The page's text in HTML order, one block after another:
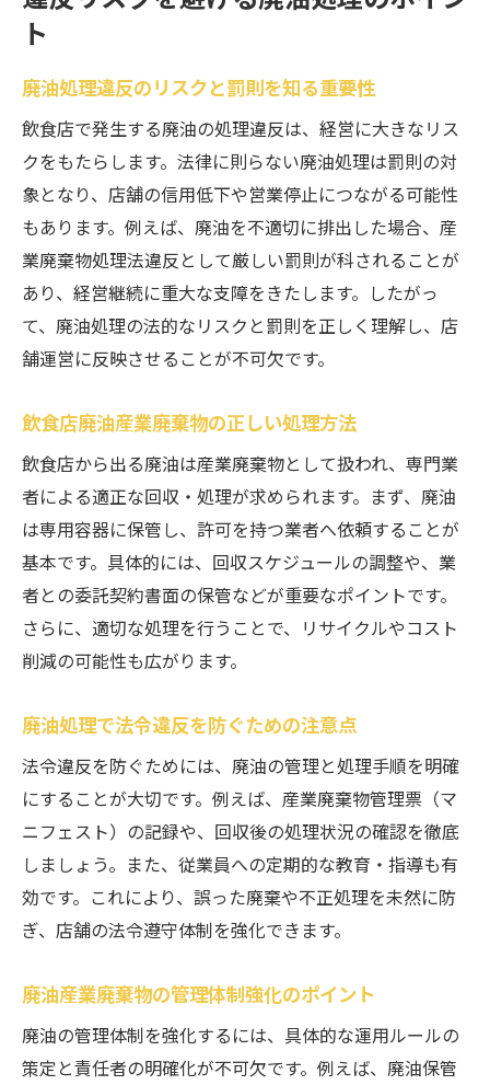
ト
廃油処理違反のリスクと罰則を知る重要性
飲食店で発生する廃油の処理違反は、経営に大きなリス
クをもたらします。法律に則らない廃油処理は罰則の対
象となり、店舗の信用低下や営業停止につながる可能性
もあります。例えば、廃油を不適切に排出した場合、産
業廃棄物処理法違反として厳しい罰則が科されることが
あり、経営継続に重大な支障をきたします。したがっ
て、廃油処理の法的なリスクと罰則を正しく理解し、店
舗運営に反映させることが不可欠です。
飲食店廃油産業廃棄物の正しい処理方法
飲食店から出る廃油は産業廃棄物として扱われ、専門業
者による適正な回収・処理が求められます。まず、廃油
は専用容器に保管し、許可を持つ業者へ依頼することが
基本です。具体的には、回収スケジュールの調整や、業
者との委託契約書面の保管などが重要なポイントです。
さらに、適切な処理を行うことで、リサイクルやコスト
削減の可能性も広がります。
廃油処理で法令違反を防ぐための注意点
法令違反を防ぐためには、廃油の管理と処理手順を明確
にすることが大切です。例えば、産業廃棄物管理票（マ
ニフェスト）の記録や、回収後の処理状況の確認を徹底
しましょう。また、従業員への定期的な教育・指導も有
効です。これにより、誤った廃棄や不正処理を未然に防
ぎ、店舗の法令遵守体制を強化できます。
廃油産業廃棄物の管理体制強化のポイント
廃油の管理体制を強化するには、具体的な運用ルールの
策定と責任者の明確化が不可欠です。例えば、廃油保管